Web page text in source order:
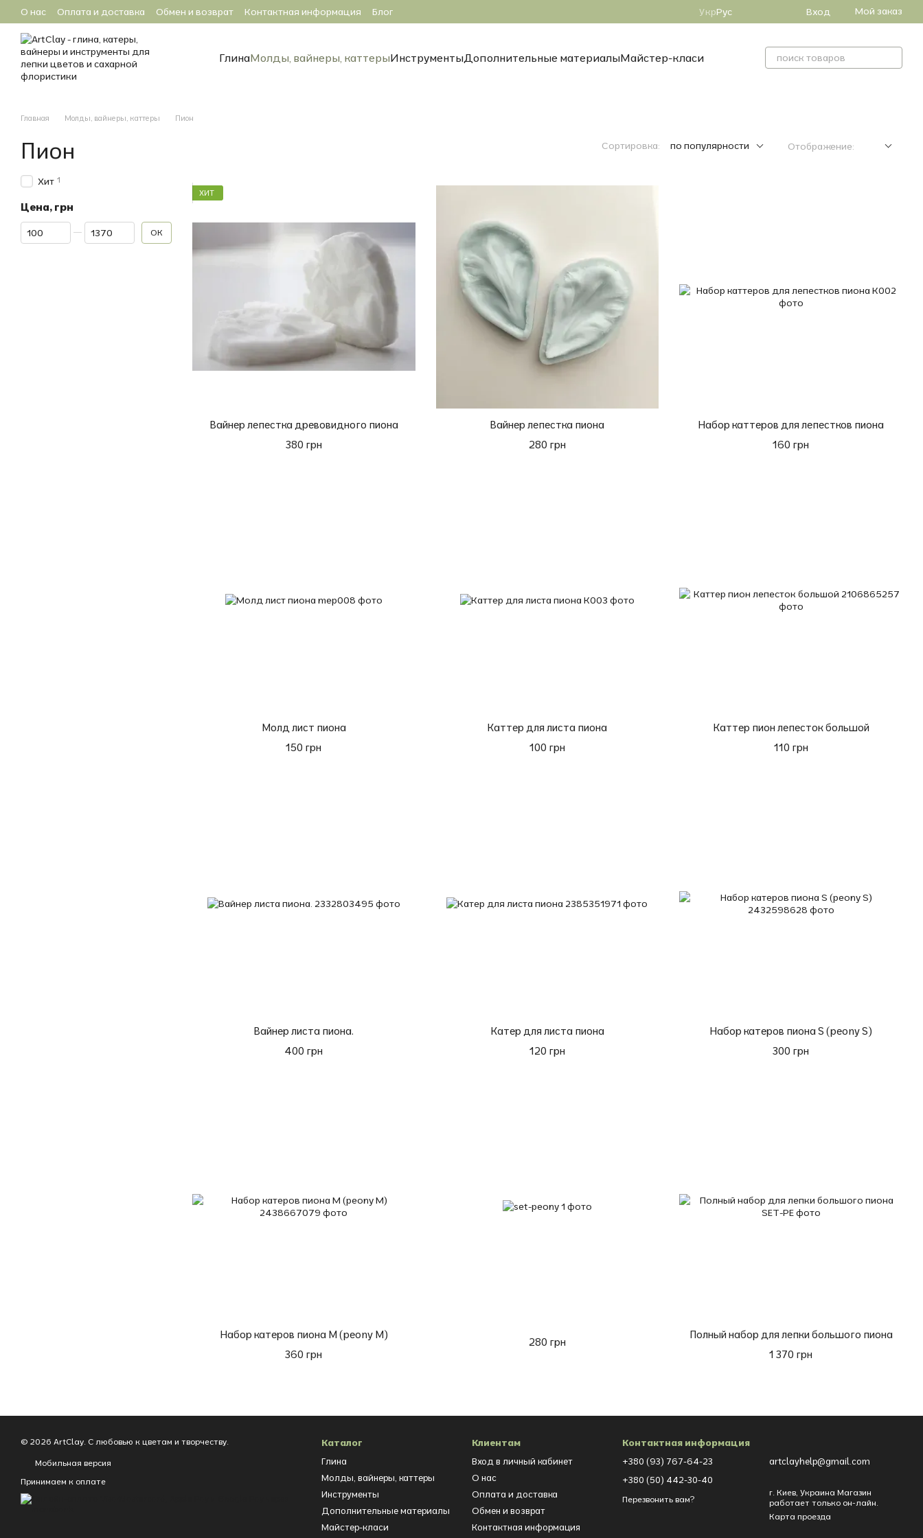
Перейти к основному контенту
О нас Оплата и доставка Обмен и возврат Контактная информация Блог УкрРус Вход Мой заказ
ГлинаМолды, вайнеры, каттерыИнструментыДополнительные материалыМайстер-класи
Главная Молды, вайнеры, каттеры Пион
Пион Сортировка: по популярности Отображение:
ХИТ
Вайнер лепестка древовидного пиона
380 грн
Вайнер лепестка пиона
280 грн
Набор каттеров для лепестков пиона
160 грн
Молд лист пиона
150 грн
Каттер для листа пиона
100 грн
Каттер пион лепесток большой
110 грн
Вайнер листа пиона.
400 грн
Катер для листа пиона
120 грн
Набор катеров пиона S (peony S)
300 грн
Набор катеров пиона M (peony M)
360 грн
280 грн
Полный набор для лепки большого пиона
1 370 грн
Хит 1
Цена, грн
От Цена, грн
До Цена, грн OK
© 2026 ArtClay. С любовью к цветам и творчеству.
Мобильная версия
Принимаем к оплате
Каталог
Глина
Молды, вайнеры, каттеры
Инструменты
Дополнительные материалы
Майстер-класи
Клиентам
Вход в личный кабинет
О нас
Оплата и доставка
Обмен и возврат
Контактная информация
Контактная информация
+380 (93) 767-64-23
+380 (50) 442-30-40
Перезвонить вам?
artclayhelp@gmail.com
г. Киев, Украина Магазин
работает только он-лайн.
Карта проезда